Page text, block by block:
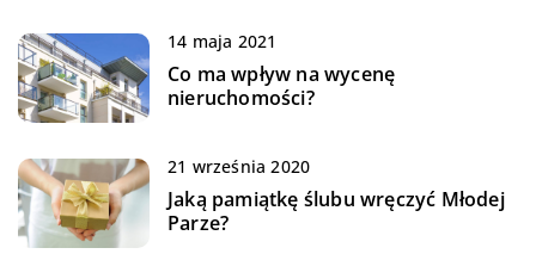
14 maja 2021
Co ma wpływ na wycenę
nieruchomości?
21 września 2020
Jaką pamiątkę ślubu wręczyć Młodej
Parze?